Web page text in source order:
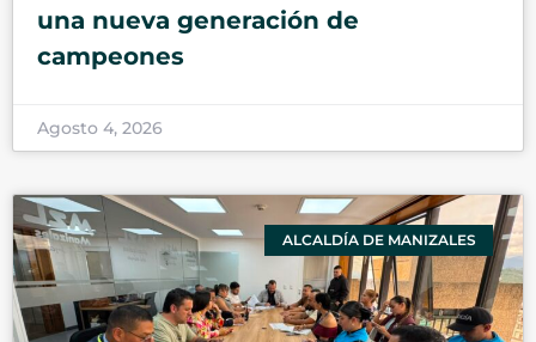
una nueva generación de
campeones
Agosto 4, 2026
ALCALDÍA DE MANIZALES